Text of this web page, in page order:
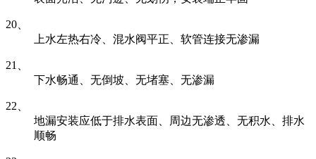
20、
上水左热右冷、混水阀平正、软管连接无渗漏
21、
下水畅通、无倒坡、无堵塞、无渗漏
22、
地漏安装应低于排水表面、周边无渗透、无积水、排水
顺畅